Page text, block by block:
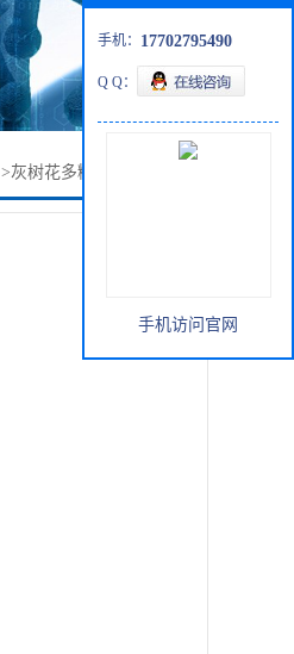
>灰树花多糖30%（菌）80目
手机： 17702795490
Q Q：
手机访问官网